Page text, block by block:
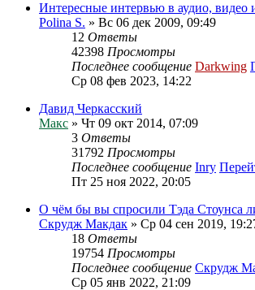
Интересные интервью в аудио, видео
Polina S. » Вс 06 дек 2009, 09:49
12 Ответы
42398 Просмотры
Последнее сообщение Darkwing
Ср 08 фев 2023, 14:22
Давид Черкасский
Макс » Чт 09 окт 2014, 07:09
3 Ответы
31792 Просмотры
Последнее сообщение Inry
Пт 25 ноя 2022, 20:05
О чём бы вы спросили Тэда Стоунса
Скрудж Макдак » Ср 04 сен 2019,
18 Ответы
19754 Просмотры
Последнее сообщение Скрудж
Ср 05 янв 2022, 21:09